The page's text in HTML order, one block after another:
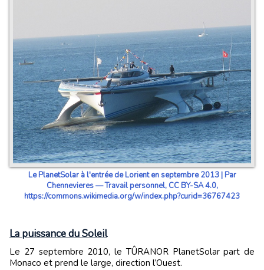
Le PlanetSolar à l'entrée de Lorient en septembre 2013 | Par
Chennevieres — Travail personnel, CC BY-SA 4.0,
https://commons.wikimedia.org/w/index.php?curid=36767423
La puissance du Soleil
Le 27 septembre 2010, le TÛRANOR PlanetSolar part de
Monaco et prend le large, direction l’Ouest.